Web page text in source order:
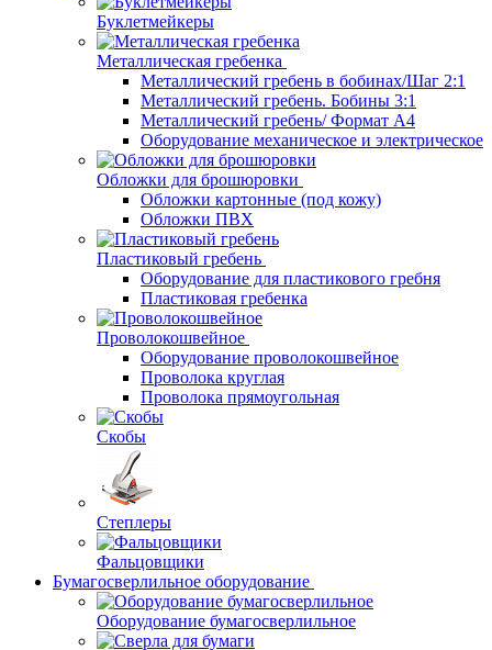
Буклетмейкеры
Металлическая гребенка
Металлический гребень в бобинах/Шаг 2:1
Металлический гребень. Бобины 3:1
Металлический гребень/ Формат А4
Оборудование механическое и электрическое
Обложки для брошюровки
Обложки картонные (под кожу)
Обложки ПВХ
Пластиковый гребень
Оборудование для пластикового гребня
Пластиковая гребенка
Проволокошвейное
Оборудование проволокошвейное
Проволока круглая
Проволока прямоугольная
Скобы
Степлеры
Фальцовщики
Бумагосверлильное оборудование
Оборудование бумагосверлильное